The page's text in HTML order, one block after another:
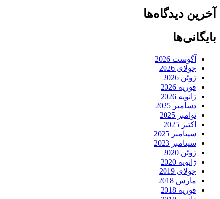
آخرین دیدگاه‌ها
بایگانی‌ها
آگوست 2026
جولای 2026
ژوئن 2026
فوریه 2026
ژانویه 2026
دسامبر 2025
نوامبر 2025
اکتبر 2025
سپتامبر 2025
سپتامبر 2023
ژوئن 2020
ژانویه 2020
جولای 2019
مارس 2018
فوریه 2018